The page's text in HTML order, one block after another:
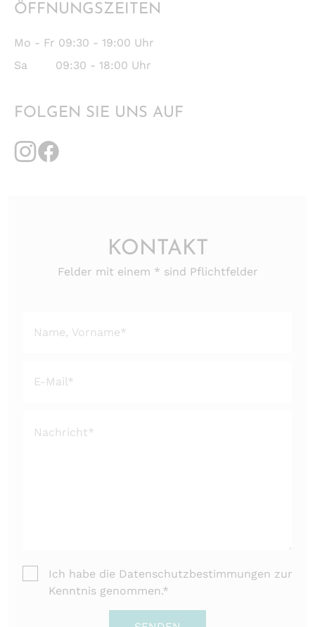
ÖFFNUNGSZEITEN
Mo - Fr 09:30 - 19:00 Uhr
Sa 09:30 - 18:00 Uhr
FOLGEN SIE UNS AUF
KONTAKT
Felder mit einem * sind Pflichtfelder
Ich habe die Datenschutzbestimmungen zur
Kenntnis genommen.*